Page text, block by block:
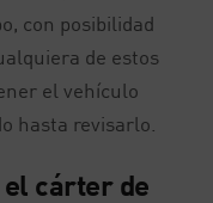
con posibilidad
de estos
el vehículo
hasta revisarlo.
cárter de